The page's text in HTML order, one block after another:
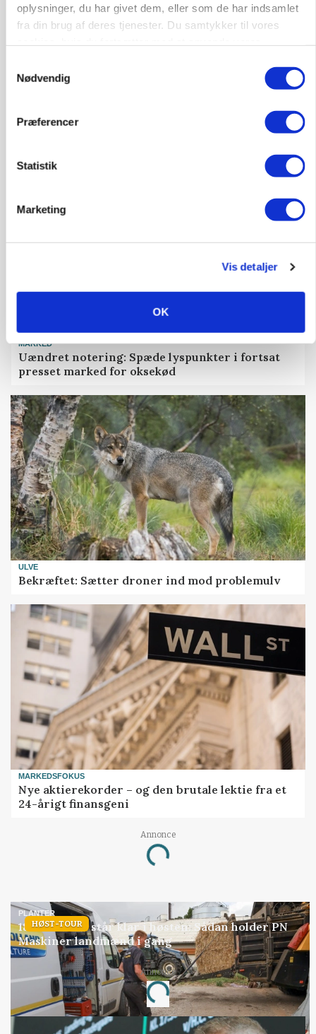
oplysninger, du har givet dem, eller som de har indsamlet
fra din brug af deres tjenester. Du samtykker til vores
Nødvendig
Præferencer
Statistik
Marketing
Vis detaljer
OK
Snart kan man søge tilskud til naturprojekter
Før såmaskinen kører: Her er efterårets største
MARKED
Uændret notering: Spæde lyspunkter i fortsat
presset marked for oksekød
ULVE
Bekræftet: Sætter droner ind mod problemulv
MARKEDSFOKUS
Nye aktierekorder – og den brutale lektie fra et
24-årigt finansgeni
Annonce
Loading...
HØST-TOUR
PLANTER
18 montører står klar i høsten: Sådan holder PN
Maskiner landmænd i gang
Annonce
Loading...